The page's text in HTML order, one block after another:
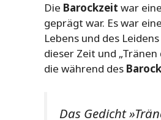
Die Barockzeit war
geprägt war. Es war
Lebens und des
dieser Zeit und
die während des Barock
Das Gedicht